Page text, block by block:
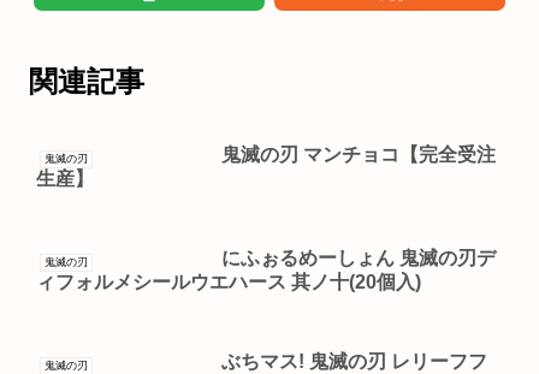
関連記事
鬼滅の刃
鬼滅の刃 マンチョコ【完全受注
生産】
鬼滅の刃
にふぉるめーしょん 鬼滅の刃デ
ィフォルメシールウエハース 其ノ十(20個入)
鬼滅の刃
ぶちマス! 鬼滅の刃 レリーフフ